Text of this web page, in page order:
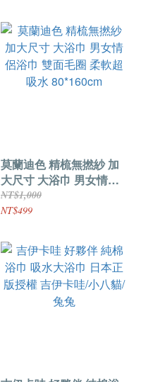
莫蘭迪色 精梳無撚紗 加
大尺寸 大浴巾 男女情侶
浴巾 雙面毛圈 柔軟超吸
水 80*160cm
NT$1,000
NT$499